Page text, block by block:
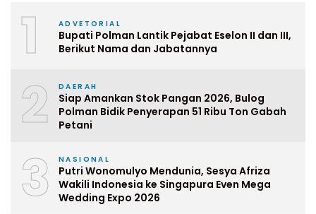
1 ADVETORIAL
Bupati Polman Lantik Pejabat Eselon II dan III,
Berikut Nama dan Jabatannya
2 DAERAH
Siap Amankan Stok Pangan 2026, Bulog
Polman Bidik Penyerapan 51 Ribu Ton Gabah
Petani
3 NASIONAL
Putri Wonomulyo Mendunia, Sesya Afriza
Wakili Indonesia ke Singapura Even Mega
Wedding Expo 2026